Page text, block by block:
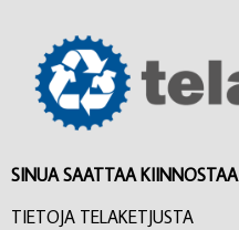
SINUA SAATTAA KIINNOSTAA
TIETOJA TELAKETJUSTA